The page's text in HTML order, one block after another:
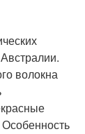
волокна